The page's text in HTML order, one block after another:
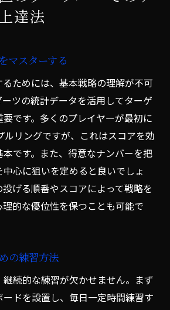
達法
マスターする
ためには、基本戦略の理解が不可
ツの統計データを活用してターゲ
です。多くのプレイヤーが最初に
ルリングですが、これはスコアを効
です。また、得意なナンバーを把
心に狙いを定めると良いでしょ
げる順番やスコアによって戦略を
的な優位性を保つことも可能で
の練習方法
続的な練習が欠かせません。まず
ドを設置し、毎日一定時間練習す